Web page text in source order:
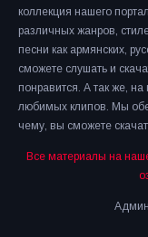
коллекция нашего
различных жанров,
песни как армянских,
сможете слушать и
понравится. А так же,
любимых клипов. Мы
чему, вы сможете
Все материалы на